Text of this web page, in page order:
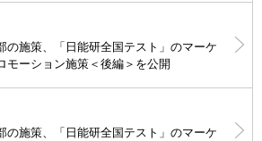
の施策、「日能研全国テスト」のマーケ
モーション施策＜後編＞を公開
の施策、「日能研全国テスト」のマーケ